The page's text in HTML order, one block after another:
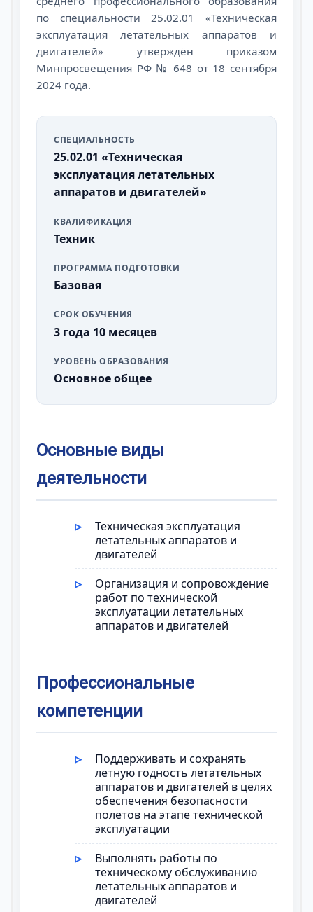
по специальности 25.02.01 «Техническая
эксплуатация летательных аппаратов и
двигателей» утверждён приказом
Минпросвещения РФ № 648 от 18 сентября
2024 года.
СПЕЦИАЛЬНОСТЬ
25.02.01 «Техническая
эксплуатация летательных
аппаратов и двигателей»
КВАЛИФИКАЦИЯ
Техник
ПРОГРАММА ПОДГОТОВКИ
Базовая
СРОК ОБУЧЕНИЯ
3 года 10 месяцев
УРОВЕНЬ ОБРАЗОВАНИЯ
Основное общее
Основные виды
деятельности
Техническая эксплуатация
летательных аппаратов и
двигателей
Организация и сопровождение
работ по технической
эксплуатации летательных
аппаратов и двигателей
Профессиональные
компетенции
Поддерживать и сохранять
летную годность летательных
аппаратов и двигателей в целях
обеспечения безопасности
полетов на этапе технической
эксплуатации
Выполнять работы по
техническому обслуживанию
летательных аппаратов и
двигателей